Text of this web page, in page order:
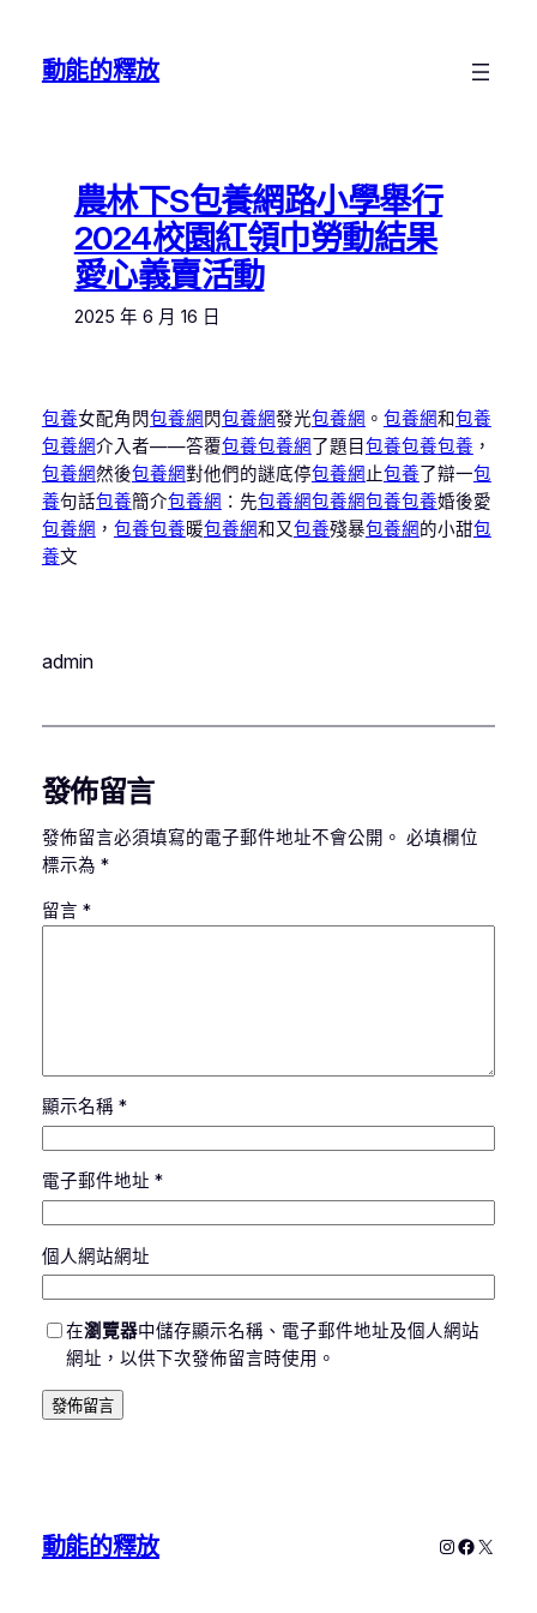
動能的釋放
農林下S包養網路小學舉行
2024校園紅領巾勞動結果
愛心義賣活動
2025 年 6 月 16 日
包養女配角閃包養網 閃包養網發光包養網 。 包養網和包養
包養網介入者——答覆包養包養網了題目 包養包養包養 ，
包養網然後包養網對他們的謎底停包養網 止包養了辯一包
養句話包養簡介包養網 ：先包養網包養網包養包養婚後愛
包養網 ， 包養包養暖包養網和又包養殘暴包養網的小甜包
養文
admin
發佈留言
發佈留言必須填寫的電子郵件地址不會公開。 必填欄位
標示為 *
留言 *
顯示名稱 *
電子郵件地址 *
個人網站網址
在瀏覽器中儲存顯示名稱、電子郵件地址及個人網站
網址，以供下次發佈留言時使用。
動能的釋放 Instagram
X